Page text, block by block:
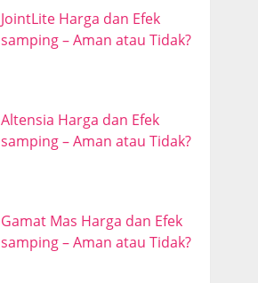
JointLite Harga dan Efek
samping – Aman atau Tidak?
Altensia Harga dan Efek
samping – Aman atau Tidak?
Gamat Mas Harga dan Efek
samping – Aman atau Tidak?